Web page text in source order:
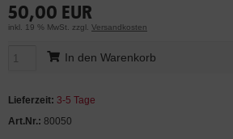
50,00 EUR
inkl. 19 % MwSt. zzgl. Versandkosten
In den Warenkorb
Lieferzeit: 3-5 Tage
Art.Nr.: 80050